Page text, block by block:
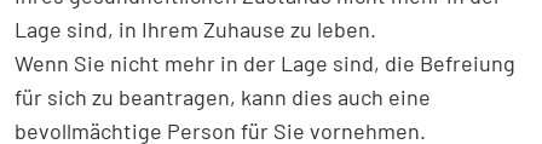
Lage sind, in Ihrem Zuhause zu leben.
Wenn Sie nicht mehr in der Lage sind, die Befreiung
für sich zu beantragen, kann dies auch eine
bevollmächtige Person für Sie vornehmen.